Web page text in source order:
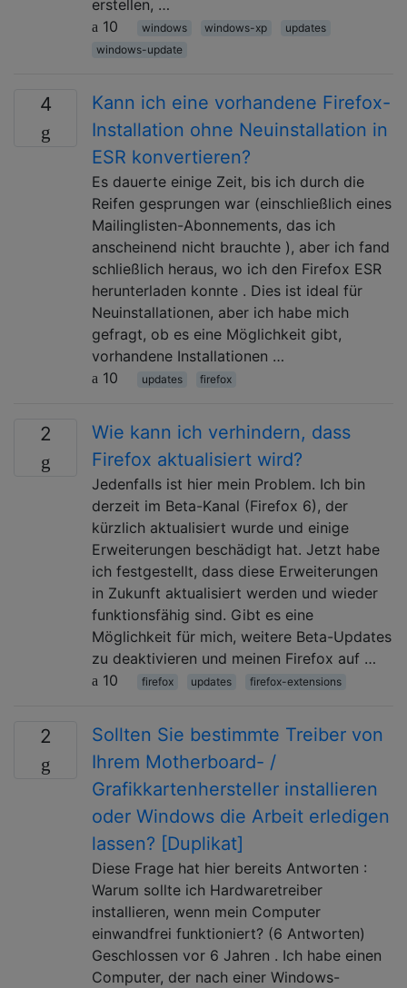
erstellen, …
10
windows windows-xp
updates
windows-update
4
Kann ich eine vorhandene Firefox-
Installation ohne Neuinstallation in
ESR konvertieren?
Es dauerte einige Zeit, bis ich durch die
Reifen gesprungen war (einschließlich eines
Mailinglisten-Abonnements, das ich
anscheinend nicht brauchte ), aber ich fand
schließlich heraus, wo ich den Firefox ESR
herunterladen konnte . Dies ist ideal für
Neuinstallationen, aber ich habe mich
gefragt, ob es eine Möglichkeit gibt,
vorhandene Installationen …
10
updates firefox
2
Wie kann ich verhindern, dass
Firefox aktualisiert wird?
Jedenfalls ist hier mein Problem. Ich bin
derzeit im Beta-Kanal (Firefox 6), der
kürzlich aktualisiert wurde und einige
Erweiterungen beschädigt hat. Jetzt habe
ich festgestellt, dass diese Erweiterungen
in Zukunft aktualisiert werden und wieder
funktionsfähig sind. Gibt es eine
Möglichkeit für mich, weitere Beta-Updates
zu deaktivieren und meinen Firefox auf …
10
firefox updates firefox-extensions
2
Sollten Sie bestimmte Treiber von
Ihrem Motherboard- /
Grafikkartenhersteller installieren
oder Windows die Arbeit erledigen
lassen? [Duplikat]
Diese Frage hat hier bereits Antworten :
Warum sollte ich Hardwaretreiber
installieren, wenn mein Computer
einwandfrei funktioniert? (6 Antworten)
Geschlossen vor 6 Jahren . Ich habe einen
Computer, der nach einer Windows-